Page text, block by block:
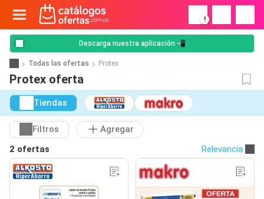
!
Descarga nuestra aplicación 📲
Todas las ofertas Protex
Protex oferta
Tiendas
Filtros
Agregar
2 ofertas
Relevancia